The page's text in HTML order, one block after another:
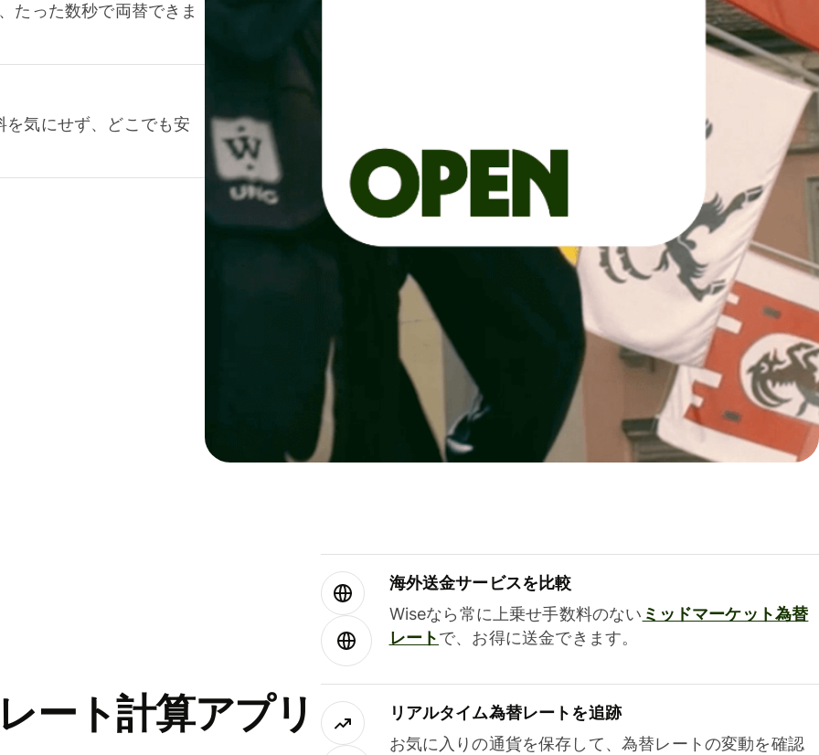
たった数秒で両替できま
気にせず、どこでも安
ート計算アプリ
海外送金サービスを比較
Wiseなら常に上乗せ手数料のない ミッドマーケット為替
レートで、お得に送金できます。
リアルタイム為替レートを追跡
お気に入りの通貨を保存して、為替レートの変動を確認